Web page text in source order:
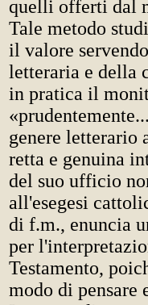
quelli offerti dal
Tale metodo
il valore
letteraria e della
in pratica il
genere letterario
retta e genuina
del suo ufficio
all'esegesi
di f.m., enuncia
per
Testamento,
modo di pensare